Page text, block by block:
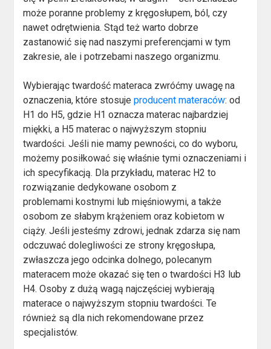
może poranne problemy z kręgosłupem, ból, czy
nawet odrętwienia. Stąd też warto dobrze
zastanowić się nad naszymi preferencjami w tym
zakresie, ale i potrzebami naszego organizmu.
Wybierając twardość materaca zwróćmy uwagę na
oznaczenia, które stosujeproducent materaców: od
H1 do H5, gdzie H1 oznacza materac najbardziej
miękki, a H5 materac o najwyższym stopniu
twardości. Jeśli nie mamy pewności, co do wyboru,
możemy posiłkować się właśnie tymi oznaczeniami i
ich specyfikacją. Dla przykładu, materac H2 to
rozwiązanie dedykowane osobom z
problemami kostnymi lub mięśniowymi, a także
osobom ze słabym krążeniem oraz kobietom w
ciąży. Jeśli jesteśmy zdrowi, jednak zdarza się nam
odczuwać dolegliwości ze strony kręgosłupa,
zwłaszcza jego odcinka dolnego, polecanym
materacem może okazać się ten o twardości H3 lub
H4. Osoby z dużą wagą najczęściej wybierają
materace o najwyższym stopniu twardości. Te
również są dla nich rekomendowane przez
specjalistów.